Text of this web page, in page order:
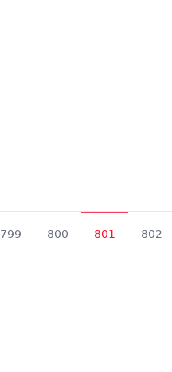
799 800 801 802